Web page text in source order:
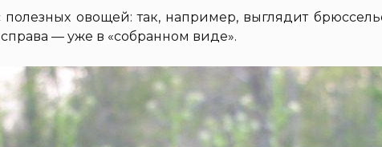
овощей: так, например, выглядит
справа — уже в «собранном виде».